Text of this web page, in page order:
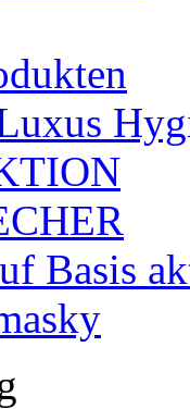
Basis